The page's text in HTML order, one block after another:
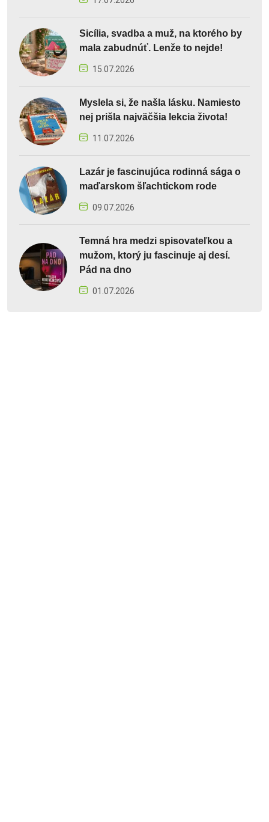
Sicília, svadba a muž, na ktorého by
mala zabudnúť. Lenže to nejde!
15.07.2026
Myslela si, že našla lásku. Namiesto
nej prišla najväčšia lekcia života!
11.07.2026
Lazár je fascinujúca rodinná sága o
maďarskom šľachtickom rode
09.07.2026
Temná hra medzi spisovateľkou a
mužom, ktorý ju fascinuje aj desí.
Pád na dno
01.07.2026